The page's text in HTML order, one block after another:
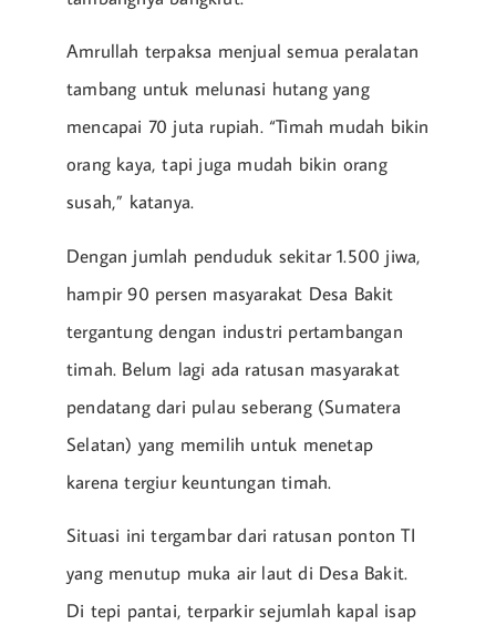
Amrullah terpaksa menjual semua peralatan
tambang untuk melunasi hutang yang
mencapai 70 juta rupiah. “Timah mudah bikin
orang kaya, tapi juga mudah bikin orang
susah,” katanya.
Dengan jumlah penduduk sekitar 1.500 jiwa,
hampir 90 persen masyarakat Desa Bakit
tergantung dengan industri pertambangan
timah. Belum lagi ada ratusan masyarakat
pendatang dari pulau seberang (Sumatera
Selatan) yang memilih untuk menetap
karena tergiur keuntungan timah.
Situasi ini tergambar dari ratusan ponton TI
yang menutup muka air laut di Desa Bakit.
Di tepi pantai, terparkir sejumlah kapal isap